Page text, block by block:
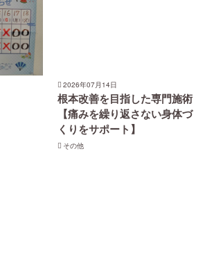
2026年07月14日
根本改善を目指した専門施術
【痛みを繰り返さない身体づ
くりをサポート】
その他